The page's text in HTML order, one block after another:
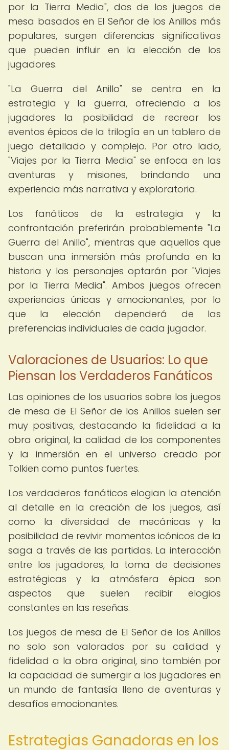
por la Tierra Media", dos de los juegos de
mesa basados en El Señor de los Anillos más
populares, surgen diferencias significativas
que pueden influir en la elección de los
jugadores.
"La Guerra del Anillo" se centra en la
estrategia y la guerra, ofreciendo a los
jugadores la posibilidad de recrear los
eventos épicos de la trilogía en un tablero de
juego detallado y complejo. Por otro lado,
"Viajes por la Tierra Media" se enfoca en las
aventuras y misiones, brindando una
experiencia más narrativa y exploratoria.
Los fanáticos de la estrategia y la
confrontación preferirán probablemente "La
Guerra del Anillo", mientras que aquellos que
buscan una inmersión más profunda en la
historia y los personajes optarán por "Viajes
por la Tierra Media". Ambos juegos ofrecen
experiencias únicas y emocionantes, por lo
que la elección dependerá de las
preferencias individuales de cada jugador.
Valoraciones de Usuarios: Lo que
Piensan los Verdaderos Fanáticos
Las opiniones de los usuarios sobre los juegos
de mesa de El Señor de los Anillos suelen ser
muy positivas, destacando la fidelidad a la
obra original, la calidad de los componentes
y la inmersión en el universo creado por
Tolkien como puntos fuertes.
Los verdaderos fanáticos elogian la atención
al detalle en la creación de los juegos, así
como la diversidad de mecánicas y la
posibilidad de revivir momentos icónicos de la
saga a través de las partidas. La interacción
entre los jugadores, la toma de decisiones
estratégicas y la atmósfera épica son
aspectos que suelen recibir elogios
constantes en las reseñas.
Los juegos de mesa de El Señor de los Anillos
no solo son valorados por su calidad y
fidelidad a la obra original, sino también por
la capacidad de sumergir a los jugadores en
un mundo de fantasía lleno de aventuras y
desafíos emocionantes.
Estrategias Ganadoras en los